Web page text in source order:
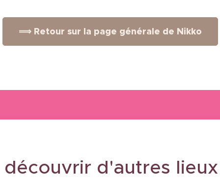
⟹ Retour sur la page générale de Nikko
d'autres